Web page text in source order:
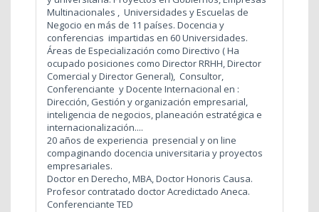
Multinacionales , Universidades y Escuelas de
Negocio en más de 11 países. Docencia y
conferencias impartidas en 60 Universidades.
Áreas de Especialización como Directivo ( Ha
ocupado posiciones como Director RRHH, Director
Comercial y Director General), Consultor,
Conferenciante y Docente Internacional en :
Dirección, Gestión y organización empresarial,
inteligencia de negocios, planeación estratégica e
internacionalización....
20 años de experiencia presencial y on line
compaginando docencia universitaria y proyectos
empresariales.
Doctor en Derecho, MBA, Doctor Honoris Causa.
Profesor contratado doctor Acredictado Aneca.
Conferenciante TED